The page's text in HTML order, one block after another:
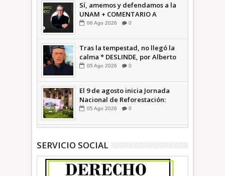
Sí, amemos y defendamos a la
UNAM + COMENTARIO A
TIEMPO
06 Ago 2026 0
Tras la tempestad, no llegó la
calma * DESLINDE, por Alberto
Witvrun OPINIÓN
05 Ago 2026 0
El 9 de agosto inicia Jornada
Nacional de Reforestación:
presidenta Sheinbaum +Video
05 Ago 2026 0
SERVICIO SOCIAL